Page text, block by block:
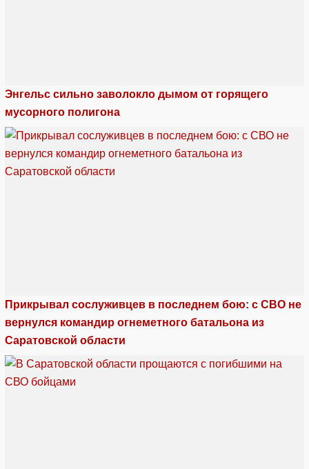
Энгельс сильно заволокло дымом от горящего
мусорного полигона
Прикрывал сослуживцев в последнем бою: с СВО не
вернулся командир огнеметного батальона из
Саратовской области